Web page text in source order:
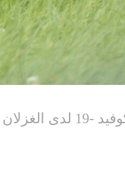
الجولف الأميركية.